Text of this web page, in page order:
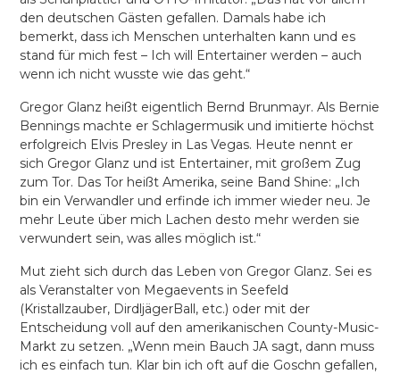
den deutschen Gästen gefallen. Damals habe ich
bemerkt, dass ich Menschen unterhalten kann und es
stand für mich fest – Ich will Entertainer werden – auch
wenn ich nicht wusste wie das geht.“
Gregor Glanz heißt eigentlich Bernd Brunmayr. Als Bernie
Bennings machte er Schlagermusik und imitierte höchst
erfolgreich Elvis Presley in Las Vegas. Heute nennt er
sich Gregor Glanz und ist Entertainer, mit großem Zug
zum Tor. Das Tor heißt Amerika, seine Band Shine: „Ich
bin ein Verwandler und erfinde ich immer wieder neu. Je
mehr Leute über mich Lachen desto mehr werden sie
verwundert sein, was alles möglich ist.“
Mut zieht sich durch das Leben von Gregor Glanz. Sei es
als Veranstalter von Megaevents in Seefeld
(Kristallzauber, DirdljägerBall, etc.) oder mit der
Entscheidung voll auf den amerikanischen County-Music-
Markt zu setzen. „Wenn mein Bauch JA sagt, dann muss
ich es einfach tun. Klar bin ich oft auf die Goschn gefallen,